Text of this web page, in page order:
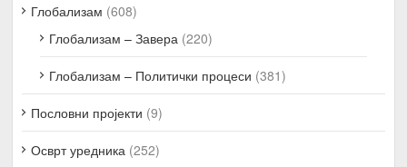
Глобализам (608)
Глобализам – Завера (220)
Глобализам – Политички процеси (381)
Пословни пројекти (9)
Осврт уредника (252)